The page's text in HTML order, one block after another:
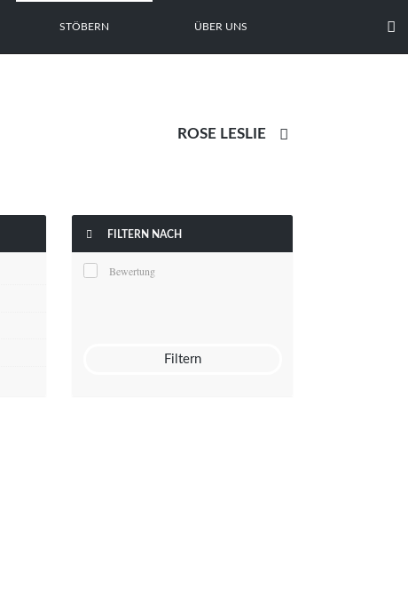
STÖBERN ÜBER UNS 

 FILTERN NACH
Bewertung
Filtern